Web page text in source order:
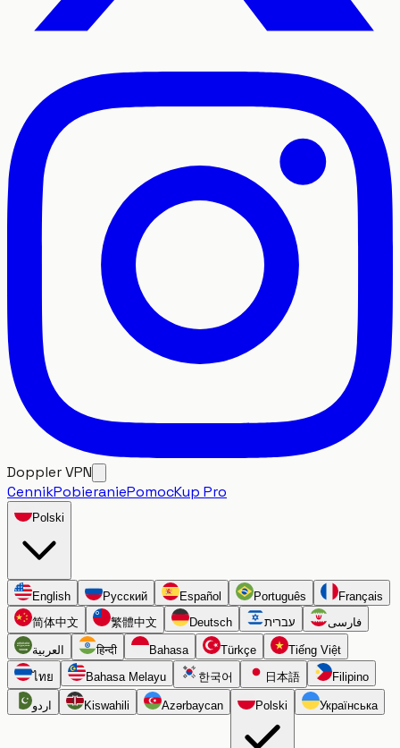
Doppler VPN
CennikPobieraniePomocKup Pro
Polski
English Русский Español Português
Français
简体中文
繁體中文 Deutsch עברית فارسی
العربية हिन्दी Bahasa Türkçe
Tiếng Việt
ไทย
Bahasa Melayu 한국어 日本語 Filipino
اردو Kiswahili Azərbaycan Polski Українська